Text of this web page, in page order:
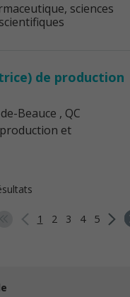
sciences
de production
Beauce , QC
et
1 2 3 4 5